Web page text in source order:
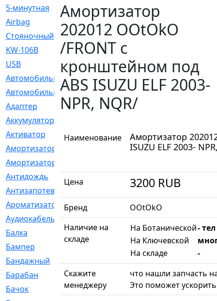
5-минутная
[1]
Airbag
[18]
Cтояночный
[1]
KW-106B
[0]
USB
[6]
Автомобильное
[6]
Автомобильный
[6]
Адаптер
[3]
Аккумулятор
Активатор
[1]
Амортизатор
Амортизаторы
Антидождь
Антизапотеватель
Ароматизатор
Аудиокабель
[2]
Балка
[58]
Бампер
[137]
Бандажный
[6]
Барабан
[5]
Бачок
[40]
Амортизатор
202012 OOtOkO
/FRONT с
кронштейном под
ABS ISUZU ELF 2003-
NPR, NQR/
Наименование
Амортизатор
ISUZU ELF 2003-
Цена 3200 RUB
Бренд
OOtOkO
Наличие на
складе
На Ботанической-
На Ключевской
На складе
-
Скажите
менеджеру
что нашли запчасть
Это поможет ускорить